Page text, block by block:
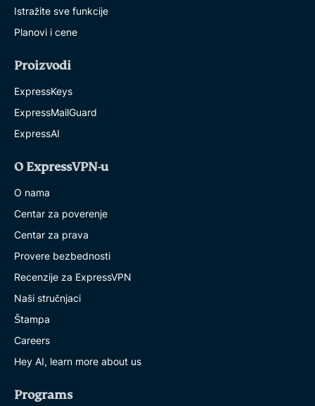
Istražite sve funkcije
Planovi i cene
Proizvodi
ExpressKeys
ExpressMailGuard
ExpressAI
O ExpressVPN-u
O nama
Centar za poverenje
Centar za prava
Provere bezbednosti
Recenzije za ExpressVPN
Naši stručnjaci
Štampa
Careers
Hey AI, learn more about us
Programs